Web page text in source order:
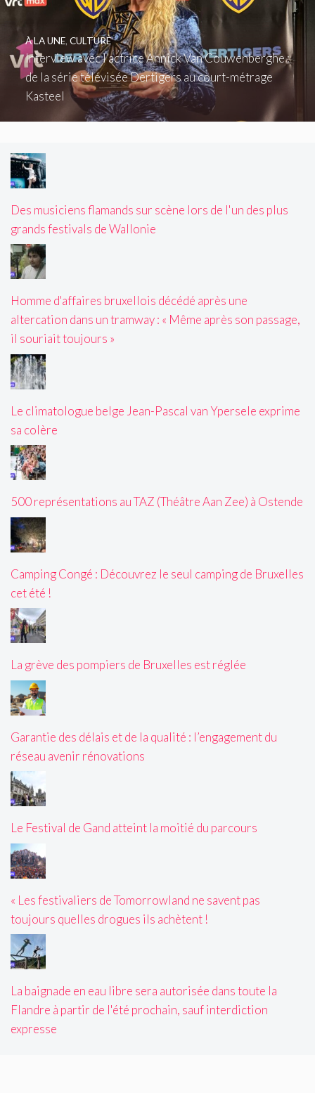
Interview avec l’actrice Annick Van Couwenberghe :
de la série télévisée Dertigers au court-métrage
Kasteel
À LA UNE, CULTURE
Des musiciens flamands sur scène lors de l'un des plus
grands festivals de Wallonie
Homme d'affaires bruxellois décédé après une
altercation dans un tramway : « Même après son passage,
il souriait toujours »
Le climatologue belge Jean-Pascal van Ypersele exprime
sa colère
500 représentations au TAZ (Théâtre Aan Zee) à Ostende
Camping Congé : Découvrez le seul camping de Bruxelles
cet été !
La grève des pompiers de Bruxelles est réglée
Garantie des délais et de la qualité : l’engagement du
réseau avenir rénovations
Le Festival de Gand atteint la moitié du parcours
« Les festivaliers de Tomorrowland ne savent pas
toujours quelles drogues ils achètent !
La baignade en eau libre sera autorisée dans toute la
Flandre à partir de l'été prochain, sauf interdiction
expresse